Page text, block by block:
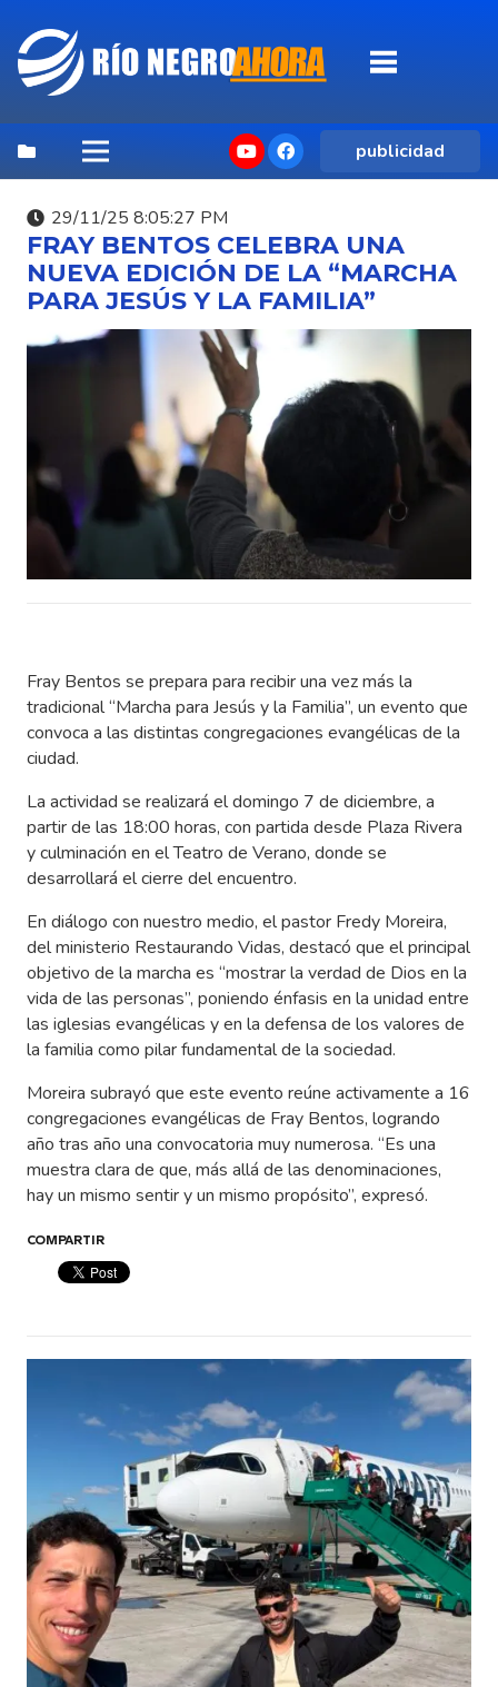
publicidad
29/11/25 8:05:27 PM
FRAY BENTOS CELEBRA UNA
NUEVA EDICIÓN DE LA “MARCHA
PARA JESÚS Y LA FAMILIA”
Fray Bentos se prepara para recibir una vez más la
tradicional “Marcha para Jesús y la Familia”, un evento que
convoca a las distintas congregaciones evangélicas de la
ciudad.
La actividad se realizará el domingo 7 de diciembre, a
partir de las 18:00 horas, con partida desde Plaza Rivera
y culminación en el Teatro de Verano, donde se
desarrollará el cierre del encuentro.
En diálogo con nuestro medio, el pastor Fredy Moreira,
del ministerio Restaurando Vidas, destacó que el principal
objetivo de la marcha es “mostrar la verdad de Dios en la
vida de las personas”, poniendo énfasis en la unidad entre
las iglesias evangélicas y en la defensa de los valores de
la familia como pilar fundamental de la sociedad.
Moreira subrayó que este evento reúne activamente a 16
congregaciones evangélicas de Fray Bentos, logrando
año tras año una convocatoria muy numerosa. “Es una
muestra clara de que, más allá de las denominaciones,
hay un mismo sentir y un mismo propósito”, expresó.
COMPARTIR